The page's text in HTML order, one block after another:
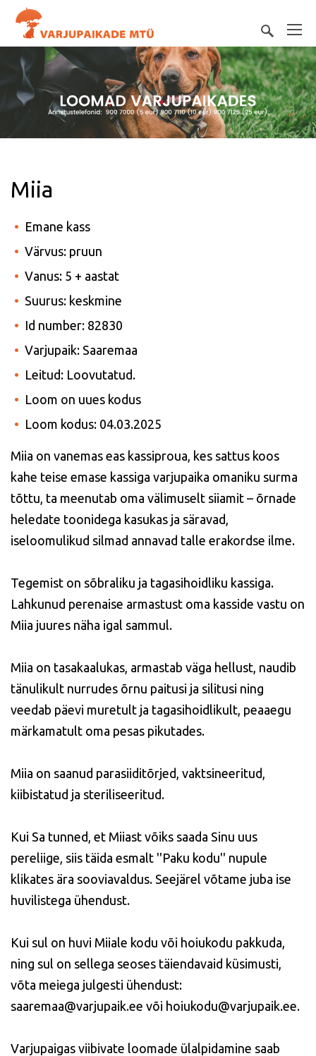
Miia
Emane kass
Värvus: pruun
Vanus: 5 + aastat
Suurus: keskmine
Id number: 82830
Varjupaik: Saaremaa
Leitud: Loovutatud.
Loom on uues kodus
Loom kodus: 04.03.2025
Miia on vanemas eas kassiproua, kes sattus koos
kahe teise emase kassiga varjupaika omaniku surma
tõttu, ta meenutab oma välimuselt siiamit – õrnade
heledate toonidega kasukas ja säravad,
iseloomulikud silmad annavad talle erakordse ilme.
Tegemist on sõbraliku ja tagasihoidliku kassiga.
Lahkunud perenaise armastust oma kasside vastu on
Miia juures näha igal sammul.
Miia on tasakaalukas, armastab väga hellust, naudib
tänulikult nurrudes õrnu paitusi ja silitusi ning
veedab päevi muretult ja tagasihoidlikult, peaaegu
märkamatult oma pesas pikutades.
Miia on saanud parasiiditõrjed, vaktsineeritud,
kiibistatud ja steriliseeritud.
Kui Sa tunned, et Miiast võiks saada Sinu uus
pereliige, siis täida esmalt ''Paku kodu'' nupule
klikates ära sooviavaldus. Seejärel võtame juba ise
huvilistega ühendust.
Kui sul on huvi Miiale kodu või hoiukodu pakkuda,
ning sul on sellega seoses täiendavaid küsimusti,
võta meiega julgesti ühendust:
saaremaa@varjupaik.ee või hoiukodu@varjupaik.ee.
Varjupaigas viibivate loomade ülalpidamine saab